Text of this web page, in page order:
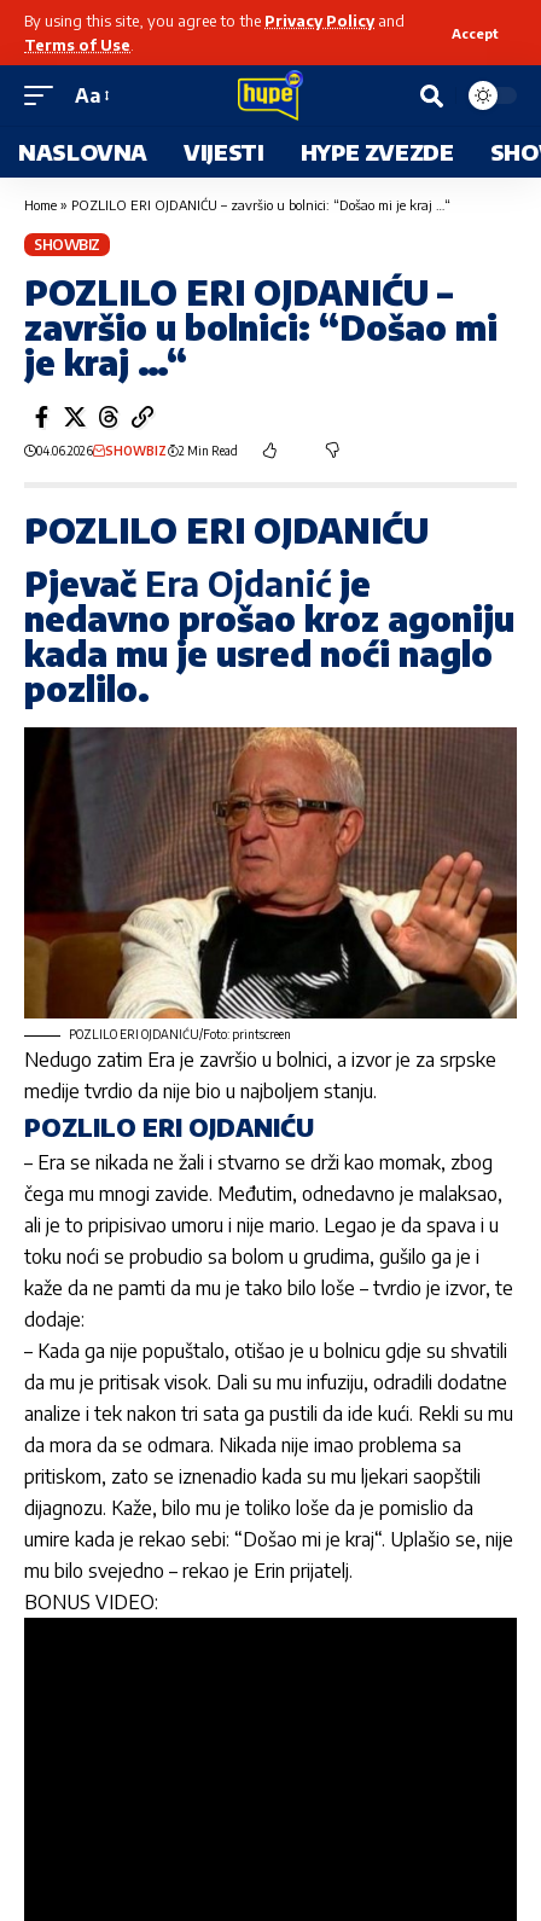
By using this site, you agree to the Privacy Policyand
Terms of Use
Accept
Aa
NASLOVNA VIJESTI HYPE ZVEZDE
Home » POZLILO ERI OJDANIĆU – završio u bolnici: “Došao mi je kraj …“
SHOWBIZ
POZLILO ERI OJDANIĆU –
završio u bolnici: “Došao mi
je kraj …“
04.06.2026 SHOWBIZ 2 Min Read
POZLILO ERI OJDANIĆU
Pjevač Era Ojdanić je
nedavno prošao kroz agoniju
kada mu je usred noći naglo
pozlilo.
POZLILO ERI OJDANIĆU/Foto: printscreen
Nedugo zatim Era je završio u bolnici, a izvor je za srpske
medije tvrdio da nije bio u najboljem stanju.
POZLILO ERI OJDANIĆU
– Era se nikada ne žali i stvarno se drži kao momak, zbog
čega mu mnogi zavide. Međutim, odnedavno je malaksao,
ali je to pripisivao umoru i nije mario. Legao je da spava i u
toku noći se probudio sa bolom u grudima, gušilo ga je i
kaže da ne pamti da mu je tako bilo loše – tvrdio je izvor, te
dodaje:
– Kada ga nije popuštalo, otišao je u bolnicu gdje su shvatili
da mu je pritisak visok. Dali su mu infuziju, odradili dodatne
analize i tek nakon tri sata ga pustili da ide kući. Rekli su mu
da mora da se odmara. Nikada nije imao problema sa
pritiskom, zato se iznenadio kada su mu ljekari saopštili
dijagnozu. Kaže, bilo mu je toliko loše da je pomislio da
umire kada je rekao sebi: “Došao mi je kraj“. Uplašio se, nije
mu bilo svejedno – rekao je Erin prijatelj.
BONUS VIDEO: